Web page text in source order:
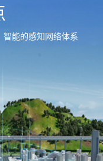
智能的感知网络体系